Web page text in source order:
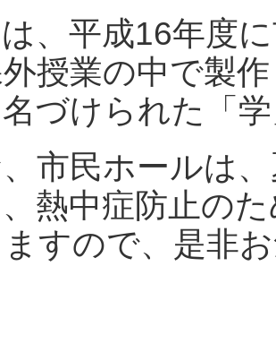
、平成16年度
外授業の中で製
づけられた「
市民ホールは
熱中症防止の
すので、是非